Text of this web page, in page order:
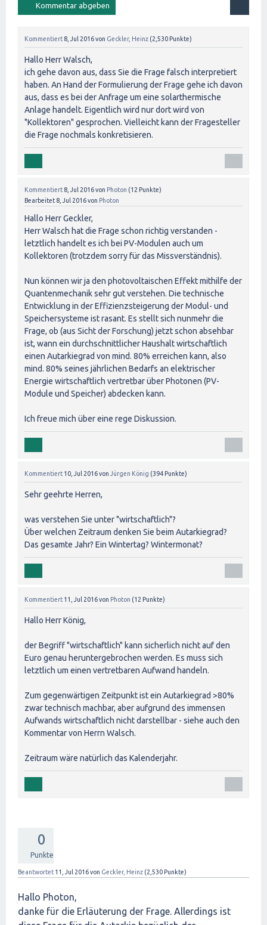
Kommentiert 8, Jul 2016von Geckler, Heinz (2,530 Punkte)
Hallo Herr Walsch,
ich gehe davon aus, dass Sie die Frage falsch interpretiert
haben. An Hand der Formulierung der Frage gehe ich davon
aus, dass es bei der Anfrage um eine solarthermische
Anlage handelt. Eigentlich wird nur dort wird von
"Kollektoren" gesprochen. Vielleicht kann der Fragesteller
die Frage nochmals konkretisieren.
Kommentiert 8, Jul 2016von Photon (12 Punkte)
Bearbeitet 8, Jul 2016von Photon
Hallo Herr Geckler,
Herr Walsch hat die Frage schon richtig verstanden -
letztlich handelt es ich bei PV-Modulen auch um
Kollektoren (trotzdem sorry für das Missverständnis).
Nun können wir ja den photovoltaischen Effekt mithilfe der
Quantenmechanik sehr gut verstehen. Die technische
Entwicklung in der Effizienzsteigerung der Modul- und
Speichersysteme ist rasant. Es stellt sich nunmehr die
Frage, ob (aus Sicht der Forschung) jetzt schon absehbar
ist, wann ein durchschnittlicher Haushalt wirtschaftlich
einen Autarkiegrad von mind. 80% erreichen kann, also
mind. 80% seines jährlichen Bedarfs an elektrischer
Energie wirtschaftlich vertretbar über Photonen (PV-
Module und Speicher) abdecken kann.
Ich freue mich über eine rege Diskussion.
Kommentiert 10, Jul 2016von Jürgen König (394 Punkte)
Sehr geehrte Herren,
was verstehen Sie unter "wirtschaftlich"?
Über welchen Zeitraum denken Sie beim Autarkiegrad?
Das gesamte Jahr? Ein Wintertag? Wintermonat?
Kommentiert 11, Jul 2016von Photon (12 Punkte)
Hallo Herr König,
der Begriff "wirtschaftlich" kann sicherlich nicht auf den
Euro genau heruntergebrochen werden. Es muss sich
letztlich um einen vertretbaren Aufwand handeln.
Zum gegenwärtigen Zeitpunkt ist ein Autarkiegrad >80%
zwar technisch machbar, aber aufgrund des immensen
Aufwands wirtschaftlich nicht darstellbar - siehe auch den
Kommentar von Herrn Walsch.
Zeitraum wäre natürlich das Kalenderjahr.
0
Punkte
Beantwortet 11, Jul 2016von Geckler, Heinz (2,530 Punkte)
Hallo Photon,
danke für die Erläuterung der Frage. Allerdings ist